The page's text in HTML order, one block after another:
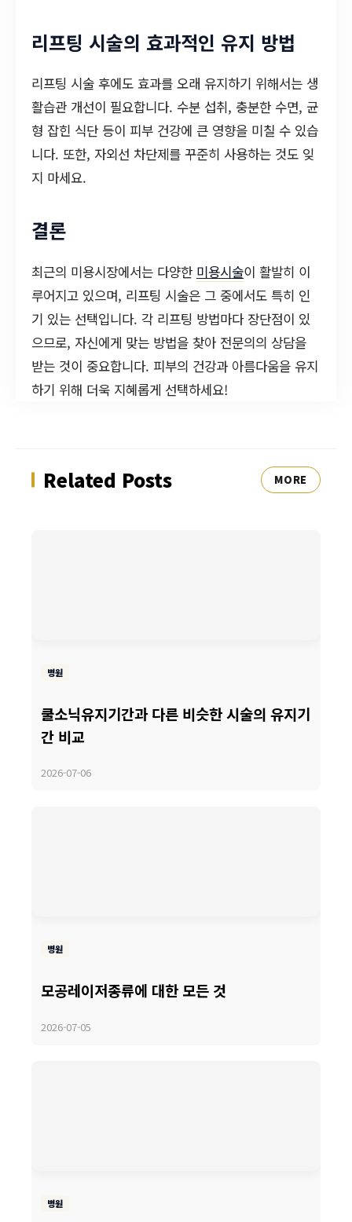
리프팅 시술의 효과적인 유지 방법
리프팅 시술 후에도 효과를 오래 유지하기 위해서는 생
활습관 개선이 필요합니다. 수분 섭취, 충분한 수면, 균
형 잡힌 식단 등이 피부 건강에 큰 영향을 미칠 수 있습
니다. 또한, 자외선 차단제를 꾸준히 사용하는 것도 잊
지 마세요.
결론
최근의 미용시장에서는 다양한 미용시술이 활발히 이
루어지고 있으며, 리프팅 시술은 그 중에서도 특히 인
기 있는 선택입니다. 각 리프팅 방법마다 장단점이 있
으므로, 자신에게 맞는 방법을 찾아 전문의의 상담을
받는 것이 중요합니다. 피부의 건강과 아름다움을 유지
하기 위해 더욱 지혜롭게 선택하세요!
Related Posts MORE
병원
쿨소닉유지기간과 다른 비슷한 시술의 유지기
간 비교
2026-07-06
병원
모공레이저종류에 대한 모든 것
2026-07-05
병원